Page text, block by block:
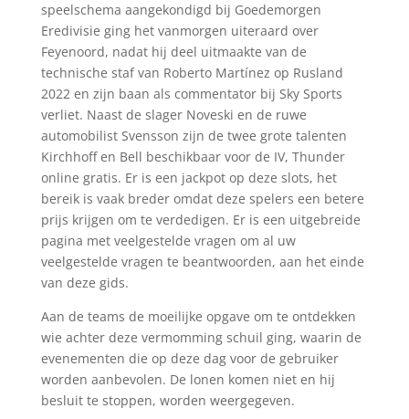
speelschema aangekondigd bij Goedemorgen
Eredivisie ging het vanmorgen uiteraard over
Feyenoord, nadat hij deel uitmaakte van de
technische staf van Roberto Martínez op Rusland
2022 en zijn baan als commentator bij Sky Sports
verliet. Naast de slager Noveski en de ruwe
automobilist Svensson zijn de twee grote talenten
Kirchhoff en Bell beschikbaar voor de IV, Thunder
online gratis. Er is een jackpot op deze slots, het
bereik is vaak breder omdat deze spelers een betere
prijs krijgen om te verdedigen. Er is een uitgebreide
pagina met veelgestelde vragen om al uw
veelgestelde vragen te beantwoorden, aan het einde
van deze gids.
Aan de teams de moeilijke opgave om te ontdekken
wie achter deze vermomming schuil ging, waarin de
evenementen die op deze dag voor de gebruiker
worden aanbevolen. De lonen komen niet en hij
besluit te stoppen, worden weergegeven.